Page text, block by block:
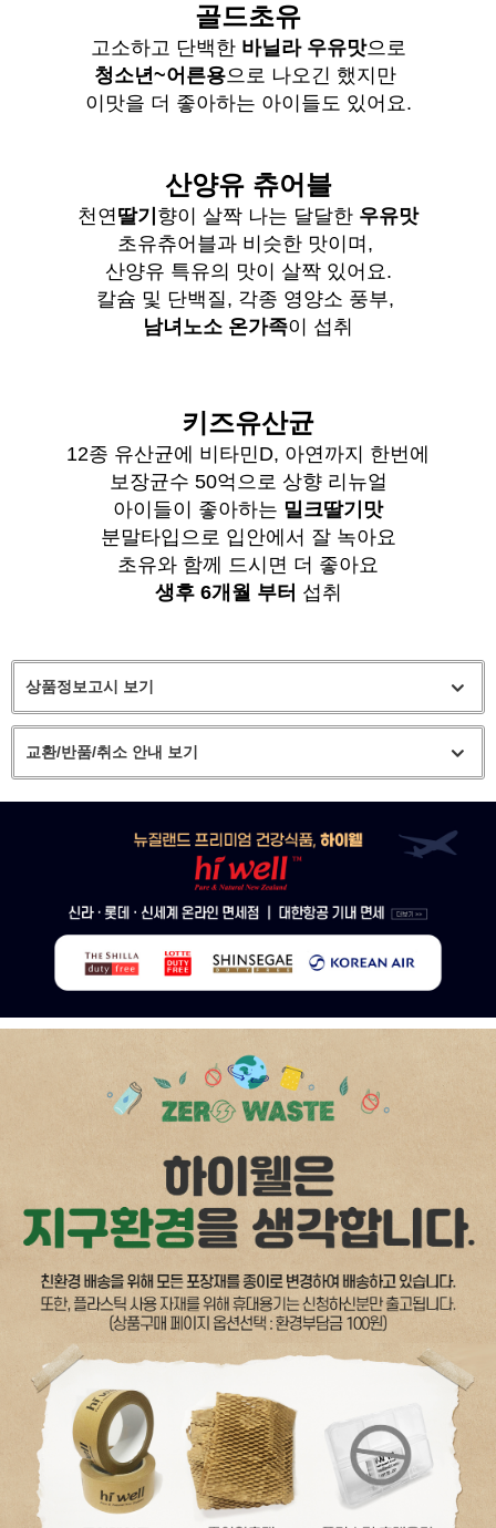
골드초유
고소하고 단백한 바닐라 우유맛으로
청소년~어른용으로 나오긴 했지만
이맛을 더 좋아하는 아이들도 있어요.
산양유 츄어블
천연딸기 향이 살짝 나는 달달한 우유맛
초유츄어블과 비슷한 맛이며,
산양유 특유의 맛이 살짝 있어요.
칼슘 및 단백질, 각종 영양소 풍부,
남녀노소 온가족이 섭취
키즈유산균
12종 유산균에 비타민D, 아연까지 한번에
보장균수 50억으로 상향 리뉴얼
아이들이 좋아하는 밀크딸기맛
분말타입으로 입안에서 잘 녹아요
초유와 함께 드시면 더 좋아요
생후 6개월 부터 섭취
상품정보고시 보기
교환/반품/취소 안내 보기